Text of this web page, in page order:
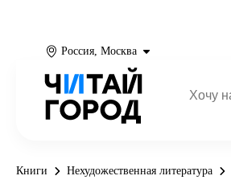
Россия, Москва
Книги Нехудожественная литература